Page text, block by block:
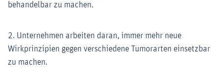
behandelbar zu machen.
2. Unternehmen arbeiten daran, immer mehr neue
Wirkprinzipien gegen verschiedene Tumorarten einsetzbar
zu machen.